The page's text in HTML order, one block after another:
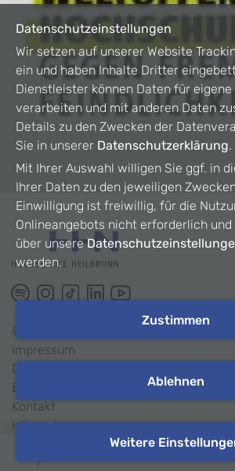
©
Impressum
Datenschutz
Barrierefreiheit
Kontakt
Intranet
Datenschutzeinstellungen
Wir setzen auf unserer Website
ein und haben Inhalte Dritter
Dienstleister können Daten für eigene
verarbeiten und mit anderen Daten
Details zu den Zwecken der
Sie in unserer Datenschutzerklärung.
Mit Ihrer Auswahl willigen Sie ggf. in
Ihrer Daten zu den jeweiligen
Einwilligung ist freiwillig, für die
Onlineangebots nicht erforderlich
über unsere
werden.
Zustimmen
Ablehnen
Weitere